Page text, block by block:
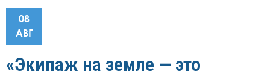
08
АВГ
«Экипаж на земле — это